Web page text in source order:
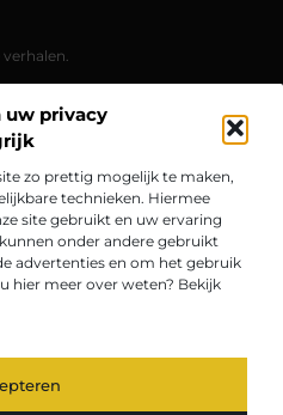
uw privacy
zo prettig mogelijk te maken,
technieken. Hiermee
site gebruikt en uw ervaring
onder andere gebruikt
advertenties en om het gebruik
hier meer over weten? Bekijk
uit alle hoeken van de
door inspirerende